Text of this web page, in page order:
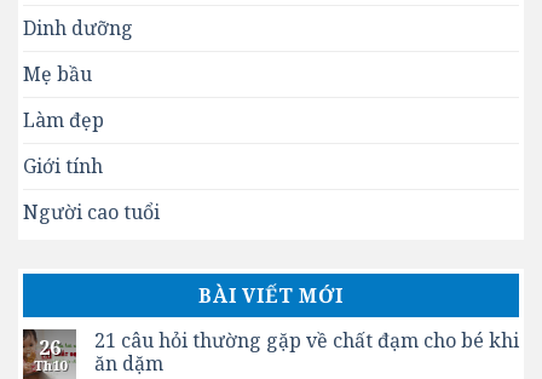
Dinh dưỡng
Mẹ bầu
Làm đẹp
Giới tính
Người cao tuổi
BÀI VIẾT MỚI
26
Th10
21 câu hỏi thường gặp về chất đạm cho bé khi
ăn dặm